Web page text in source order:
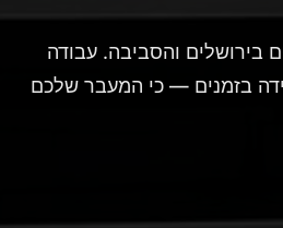
בירושלים והסביבה. עבודה
בזמנים — כי המעבר שלכם